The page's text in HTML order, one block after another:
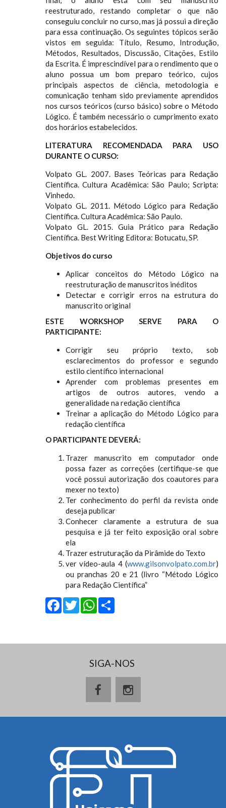
reestruturado, restando completar o que não
conseguiu concluir no curso, mas já possui a direção
para essa continuação. Os seguintes tópicos serão
vistos em seguida: Título, Resumo, Introdução,
Métodos, Resultados, Discussão, Citações, Estilo
da Escrita. É imprescindível para o rendimento que o
aluno possua um bom preparo teórico, cujos
principais aspectos de ciência, metodologia e
comunicação tenham sido previamente aprendidos
nos cursos teóricos (curso básico) sobre o Método
Lógico. É também necessário o cumprimento exato
dos horários estabelecidos.
LITERATURA RECOMENDADA PARA USO
DURANTE O CURSO:
Volpato GL. 2007. Bases Teóricas para Redação
Científica. Cultura Acadêmica: São Paulo; Scripta:
Vinhedo.
Volpato GL. 2011. Método Lógico para Redação
Científica. Cultura Acadêmica: São Paulo.
Volpato GL. 2015. Guia Prático para Redação
Científica. Best Writing Editora: Botucatu, SP.
Objetivos do curso
Aplicar conceitos do Método Lógico na
reestruturação de manuscritos inéditos
Detectar e corrigir erros na estrutura do
manuscrito original
ESTE WORKSHOP SERVE PARA O
PARTICIPANTE:
Corrigir seu próprio texto, sob
esclarecimentos do professor e segundo
estilo científico internacional
Aprender com problemas presentes em
artigos de outros autores, vendo a
generalidade na redação científica
Treinar a aplicação do Método Lógico para
redação científica
O PARTICIPANTE DEVERÁ:
Trazer manuscrito em computador onde
possa fazer as correções (certifique-se que
você possui autorização dos coautores para
mexer no texto)
Ter conhecimento do perfil da revista onde
deseja publicar
Conhecer claramente a estrutura de sua
pesquisa e já ter feito exposição oral sobre
ela
Trazer estruturação da Pirâmide do Texto
ver vídeo-aula 4 (www.gilsonvolpato.com.br)
ou pranchas 20 e 21 (livro “Método Lógico
para Redação Científica”
Facebook
Twitter
WhatsApp
SIGA-NOS